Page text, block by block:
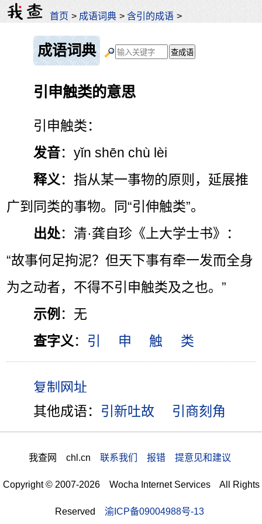
首页 > 成语词典 >含引的成语 >
成语词典
引申触类的意思
引申触类：
发音：yǐn shēn chù lèi
释义 ：指从某一事物的原则，延展推
广到同类的事物。同“引伸触类”。
出处：清·龚自珍《上大学士书》：
“故事何足拘泥？但天下事有牵一发而全身
为之动者，不得不引申触类及之也。”
示例 ：无
查字义 ： 引 申 触 类
其他成语： 引新吐故 引商刻角
我查网 chl.cn 联系我们 报错 提意见和建议
Copyright © 2007-2026 Wocha Internet Services All Rights
Reserved 渝ICP备09004988号-13